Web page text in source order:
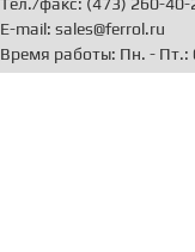
E-mail: sales@ferrol.ru
Время работы: Пн. - Пт.: